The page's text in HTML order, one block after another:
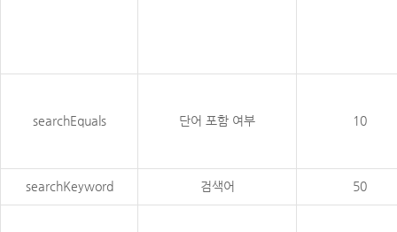
searchEquals 단어 포함 여부 10
searchKeyword 검색어 50